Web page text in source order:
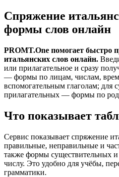
Спряжение
формы слов онлайн
PROMT.One помогает быстро
итальянских слов онлайн.
или прилагательное и сразу
— формы по лицам, числам,
вспомогательным глаголам; для
прилагательных — формы по
Что показывает
Сервис показывает спряжение
правильные, неправильные и
также формы существительных
числу. Это удобно для учёбы,
грамматики.